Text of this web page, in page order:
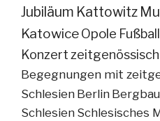
Jubiläum Kattowitz
KatowiceOpole Fußball
Konzert
Begegnungen mit
Schlesien Berlin Bergbau
Schlesien Schlesisches